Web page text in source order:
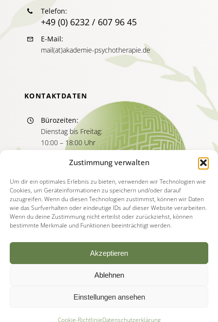
Zustimmung verwalten
Um dir ein optimales Erlebnis zu bieten, verwenden wir Technologien wie
Cookies, um Geräteinformationen zu speichern und/oder darauf
zuzugreifen. Wenn du diesen Technologien zustimmst, können wir Daten
wie das Surfverhalten oder eindeutige IDs auf dieser Website verarbeiten.
Wenn du deine Zustimmung nicht erteilst oder zurückziehst, können
bestimmte Merkmale und Funktionen beeinträchtigt werden.
Akzeptieren
Ablehnen
Einstellungen ansehen
Cookie-RichtlinieDatenschutzerklärung
Telefon:
+49 (0) 6232 / 607 96 45
E-Mail:
mail(at)akademie-psychotherapie.de
KONTAKTDATEN
Bürozeiten:
Dienstag bis Freitag:
10:00 – 18:00 Uhr
Sprechzeiten:
11:00 – 13:00 Uhr
15:00 – 17:00 Uhr
© Copyright - 2026 | Akademie für Psychotherapie
AGB|Widerruf